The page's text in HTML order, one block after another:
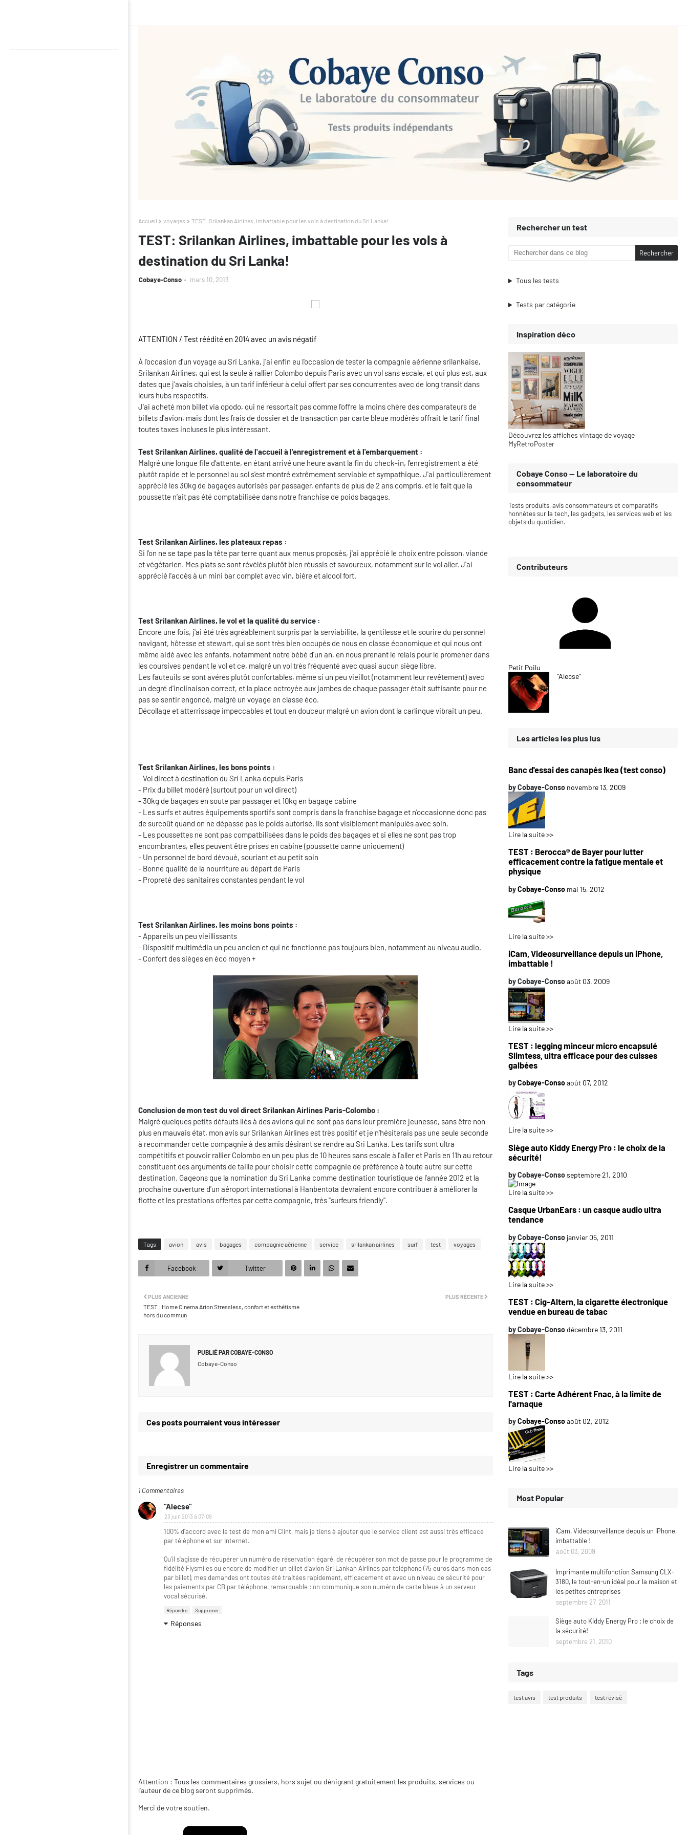
Accueil voyages TEST: Srilankan Airlines, imbattable pour les vols à destination du Sri Lanka!
TEST: Srilankan Airlines, imbattable pour les vols à
destination du Sri Lanka!
Cobaye-Conso mars 10, 2013
ATTENTION / Test réédité en 2014 avec un avis négatif
À l'occasion d'un voyage au Sri Lanka, j'ai enfin eu l'occasion de tester la compagnie aérienne srilankaise,
Srilankan Airlines, qui est la seule à rallier Colombo depuis Paris avec un vol sans escale, et qui plus est, aux
dates que j'avais choisies, à un tarif inférieur à celui offert par ses concurrentes avec de long transit dans
leurs hubs respectifs.
J'ai acheté mon billet via opodo, qui ne ressortait pas comme l'offre la moins chère des comparateurs de
billets d'avion, mais dont les frais de dossier et de transaction par carte bleue modérés offrait le tarif final
toutes taxes incluses le plus intéressant.
Test Srilankan Airlines, qualité de l'accueil à l'enregistrement et à l'embarquement :
Malgré une longue file d'attente, en étant arrivé une heure avant la fin du check-in, l'enregistrement a été
plutôt rapide et le personnel au sol s'est montré extrêmement serviable et sympathique. J'ai particulièrement
apprécié les 30kg de bagages autorisés par passager, enfants de plus de 2 ans compris, et le fait que la
poussette n'ait pas été comptabilisée dans notre franchise de poids bagages.
Test Srilankan Airlines, les plateaux repas :
Si l'on ne se tape pas la tête par terre quant aux menus proposés, j'ai apprécié le choix entre poisson, viande
et végétarien. Mes plats se sont révélés plutôt bien réussis et savoureux, notamment sur le vol aller. J'ai
apprécié l'accès à un mini bar complet avec vin, bière et alcool fort.
Test Srilankan Airlines, le vol et la qualité du service :
Encore une fois, j'ai été très agréablement surpris par la serviabilité, la gentilesse et le sourire du personnel
navigant, hôtesse et stewart, qui se sont très bien occupés de nous en classe économique et qui nous ont
même aidé avec les enfants, notamment notre bébé d'un an, en nous prenant le relais pour le promener dans
les coursives pendant le vol et ce, malgré un vol très fréquenté avec quasi aucun siège libre.
Les fauteuils se sont avérés plutôt confortables, même si un peu vieillot (notamment leur revêtement) avec
un degré d'inclinaison correct, et la place octroyée aux jambes de chaque passager était suffisante pour ne
pas se sentir engoncé, malgré un voyage en classe éco.
Décollage et atterrissage impeccables et tout en douceur malgré un avion dont la carlingue vibrait un peu.
Test Srilankan Airlines, les bons points :
- Vol direct à destination du Sri Lanka depuis Paris
- Prix du billet modéré (surtout pour un vol direct)
- 30kg de bagages en soute par passager et 10kg en bagage cabine
- Les surfs et autres équipements sportifs sont compris dans la franchise bagage et n'occasionne donc pas
de surcoût quand on ne dépasse pas le poids autorisé. Ils sont visiblement manipulés avec soin.
- Les poussettes ne sont pas compatbilisées dans le poids des bagages et si elles ne sont pas trop
encombrantes, elles peuvent être prises en cabine (poussette canne uniquement)
- Un personnel de bord dévoué, souriant et au petit soin
- Bonne qualité de la nourriture au départ de Paris
- Propreté des sanitaires constantes pendant le vol
Test Srilankan Airlines, les moins bons points :
- Appareils un peu vieillissants
- Dispositif multimédia un peu ancien et qui ne fonctionne pas toujours bien, notamment au niveau audio.
- Confort des sièges en éco moyen +
Conclusion de mon test du vol direct Srilankan Airlines Paris-Colombo :
Malgré quelques petits défauts liés à des avions qui ne sont pas dans leur première jeunesse, sans être non
plus en mauvais état, mon avis sur Srilankan Airlines est très positif et je n'hésiterais pas une seule seconde
à recommander cette compagnie à des amis désirant se rendre au Sri Lanka. Les tarifs sont ultra
compétitifs et pouvoir rallier Colombo en un peu plus de 10 heures sans escale à l'aller et Paris en 11h au retour
constituent des arguments de taille pour choisir cette compagnie de préférence à toute autre sur cette
destination. Gageons que la nomination du Sri Lanka comme destination touristique de l'année 2012 et la
prochaine ouverture d'un aéroport international à Hanbentota devraient encore contribuer à améliorer la
flotte et les prestations offertes par cette compagnie, très "surfeurs friendly".
Tags avion avis bagages compagnie aérienne service srilankan airlines surf test voyages
Facebook Twitter
PLUS RÉCENTE
PLUS ANCIENNE
TEST : Home Cinema Arion Stressless, confort et esthétisme
hors du commun
PUBLIÉ PARCOBAYE-CONSO
Cobaye-Conso
Ces posts pourraient vous intéresser
Enregistrer un commentaire
1 Commentaires
"Alecse"
23 juin 2013 à 07:09
100% d'accord avec le test de mon ami Clint, mais je tiens à ajouter que le service client est aussi très efficace
par téléphone et sur Internet.
Qu'il s'agisse de récupérer un numéro de réservation égaré, de récupérer son mot de passe pour le programme de
fidélité Flysmiles ou encore de modifier un billet d'avion Sri Lankan Airlines par téléphone (75 euros dans mon cas
par billet), mes demandes ont toutes été traitées rapidement, efficacement et avec un niveau de sécurité pour
les paiements par CB par téléphone, remarquable : on communique son numéro de carte bleue à un serveur
vocal sécurisé.
Répondre Supprimer
Réponses
Attention : Tous les commentaires grossiers, hors sujet ou dénigrant gratuitement les produits, services ou
l'auteur de ce blog seront supprimés.
Merci de votre soutien.
Rechercher un test
Tous les tests
Tests par catégorie
Inspiration déco
Découvrez les affiches vintage de voyage
MyRetroPoster
Cobaye Conso — Le laboratoire du
consommateur
Tests produits, avis consommateurs et comparatifs
honnêtes sur la tech, les gadgets, les services web et les
objets du quotidien.
Contributeurs
Petit Poilu
"Alecse"
Les articles les plus lus
Banc d'essai des canapés Ikea (test conso)
byCobaye-Conso novembre 13, 2009
Lire la suite >>
TEST : Berocca® de Bayer pour lutter
efficacement contre la fatigue mentale et
physique
byCobaye-Conso mai 15, 2012
Lire la suite >>
iCam, Videosurveillance depuis un iPhone,
imbattable !
byCobaye-Consoaoût 03, 2009
Lire la suite >>
TEST : legging minceur micro encapsulé
Slimtess, ultra efficace pour des cuisses
galbées
byCobaye-Consoaoût 07, 2012
Lire la suite >>
Siège auto Kiddy Energy Pro : le choix de la
sécurité!
byCobaye-Consoseptembre 21, 2010
Lire la suite >>
Casque UrbanEars : un casque audio ultra
tendance
byCobaye-Conso janvier 05, 2011
Lire la suite >>
TEST : Cig-Altern, la cigarette électronique
vendue en bureau de tabac
byCobaye-Conso décembre 13, 2011
Lire la suite >>
TEST : Carte Adhérent Fnac, à la limite de
l'arnaque
byCobaye-Consoaoût 02, 2012
Lire la suite >>
Most Popular
iCam, Videosurveillance depuis un iPhone,
imbattable !
août 03, 2009
Imprimante multifonction Samsung CLX-
3180, le tout-en-un idéal pour la maison et
les petites entreprises
septembre 27, 2011
Siège auto Kiddy Energy Pro : le choix de
la sécurité!
septembre 21, 2010
Tags
test avis test produits test révisé